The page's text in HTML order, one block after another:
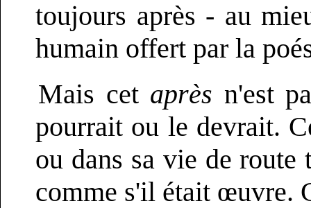
toujours après - au
humain offert par la
Mais cet après n'est
pourrait ou le devrait.
ou dans sa vie de route
comme s'il était œuvre.